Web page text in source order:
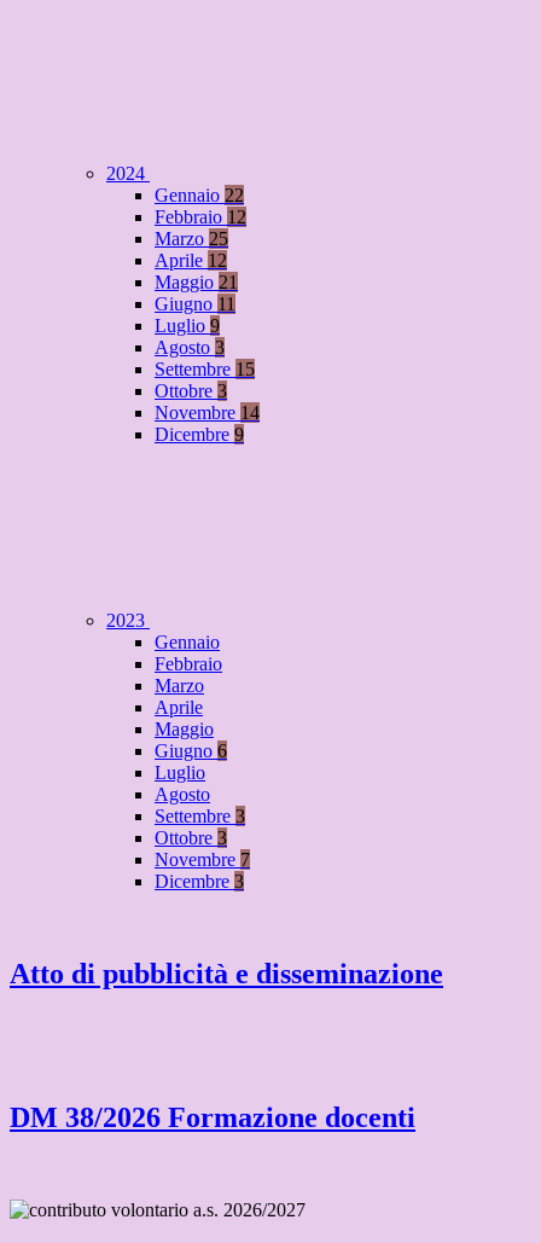
2024
Gennaio 22
Febbraio 12
Marzo 25
Aprile 12
Maggio 21
Giugno 11
Luglio 9
Agosto 3
Settembre 15
Ottobre 3
Novembre 14
Dicembre 9
2023
Gennaio
Febbraio
Marzo
Aprile
Maggio
Giugno 6
Luglio
Agosto
Settembre 3
Ottobre 3
Novembre 7
Dicembre 3
Atto di pubblicità e disseminazione
DM 38/2026 Formazione docenti